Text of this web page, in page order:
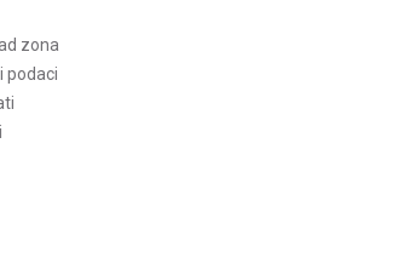
zona
podaci